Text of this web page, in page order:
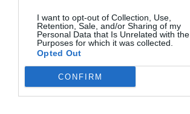
I want to opt-out of Collection, Use,
Retention, Sale, and/or Sharing of my
Personal Data that Is Unrelated with the
Purposes for which it was collected.
Opted Out
CONFIRM
ACTIVAR AHORA
Tags
vi congreso nacional de homeopatia